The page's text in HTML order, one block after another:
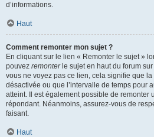
d’informations.
Haut
Comment remonter mon sujet ?
En cliquant sur le lien « Remonter le sujet »
pouvez remonterle sujet en haut du forum
vous ne voyez pas ce lien, cela signifie que
désactivée ou que l’intervalle de temps pour
atteint. Il est également possible de remonter
répondant. Néanmoins, assurez-vous de
faisant.
Haut